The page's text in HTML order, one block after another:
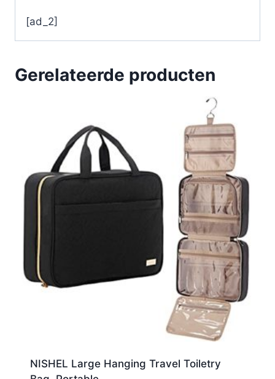
[ad_2]
Gerelateerde producten
NISHEL Large Hanging Travel Toiletry